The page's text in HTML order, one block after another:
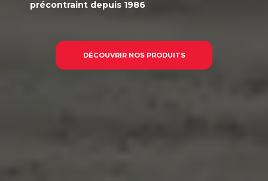
précontraint depuis 1986
DÉCOUVRIR NOS PRODUITS